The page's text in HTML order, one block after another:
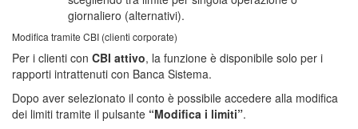
giornaliero (alternativi).
Modifica tramite CBI (clienti corporate)
Per i clienti con CBI attivo, la funzione è disponibile solo per i
rapporti intrattenuti con Banca Sistema.
Dopo aver selezionato il conto è possibile accedere alla modifica
dei limiti tramite il pulsante “Modifica i limiti”.